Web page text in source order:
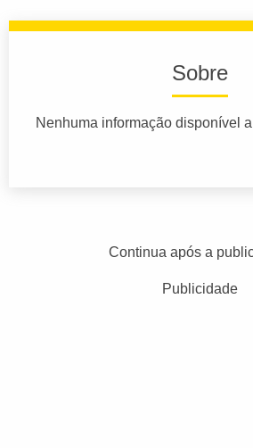
Sobre
Nenhuma informação disponível
Continua após a
Publicidade